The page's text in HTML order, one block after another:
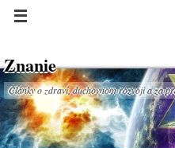
Znanie
Články o zdraví, duchovnom rozvoji a za